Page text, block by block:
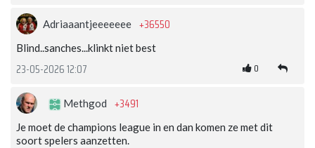
Adriaaantjeeeeeee +36550
Blind..sanches...klinkt niet best
23-05-2026 12:07 0
Methgod +3491
Je moet de champions league in en dan komen ze met dit
soort spelers aanzetten.